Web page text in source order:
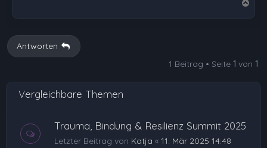
b
Antworten
1 Beitrag • Seite 1 von 1
Vergleichbare Themen
Trauma, Bindung & Resilienz Summit 2025
Letzter Beitrag von Katja « 11. Mär 2025 14:48